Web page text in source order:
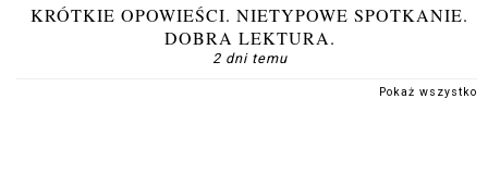
KRÓTKIE OPOWIEŚCI. NIETYPOWE SPOTKANIE.
DOBRA LEKTURA.
2 dni temu
Pokaż wszystko